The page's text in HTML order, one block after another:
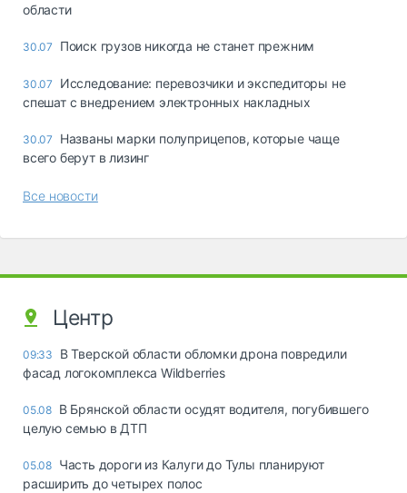
области
30.07 Поиск грузов никогда не станет прежним
30.07
Исследование: перевозчики и экспедиторы не
спешат с внедрением электронных накладных
30.07
Названы марки полуприцепов, которые чаще
всего берут в лизинг
Все новости
Центр
09:33
В Тверской области обломки дрона повредили
фасад логокомплекса Wildberries
05.08 В Брянской области осудят водителя, погубившего
целую семью в ДТП
05.08 Часть дороги из Калуги до Тулы планируют
расширить до четырех полос